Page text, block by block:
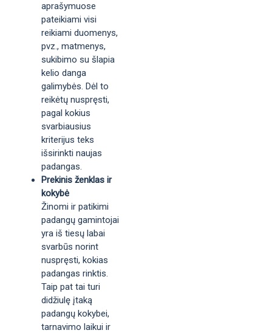
aprašymuose
pateikiami visi
reikiami duomenys,
pvz., matmenys,
sukibimo su šlapia
kelio danga
galimybės. Dėl to
reikėtų nuspręsti,
pagal kokius
svarbiausius
kriterijus teks
išsirinkti naujas
padangas.
Prekinis ženklas ir
kokybė
Žinomi ir patikimi
padangų gamintojai
yra iš tiesų labai
svarbūs norint
nuspręsti, kokias
padangas rinktis.
Taip pat tai turi
didžiulę įtaką
padangų kokybei,
tarnavimo laikui ir